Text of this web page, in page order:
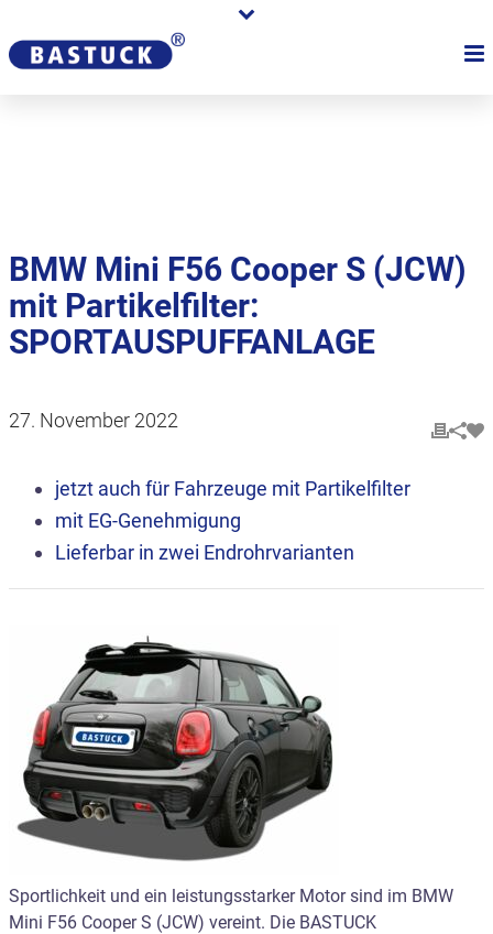
Händler
BMW Mini F56 Cooper S (JCW)
mit Partikelfilter:
SPORTAUSPUFFANLAGE
27. November 2022
jetzt auch für Fahrzeuge mit Partikelfilter
mit EG-Genehmigung
Lieferbar in zwei Endrohrvarianten
Sportlichkeit und ein leistungsstarker Motor sind im BMW
Mini F56 Cooper S (JCW) vereint. Die BASTUCK